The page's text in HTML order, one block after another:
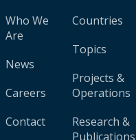
Who We
Are
News
Careers
Contact
Countries
Topics
Projects &
Operations
Research &
Publications